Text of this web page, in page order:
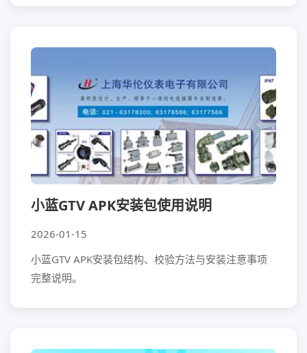
小蓝GTV APK安装包使用说明
2026-01-15
小蓝GTV APK安装包结构、校验方法与安装注意事项
完整说明。